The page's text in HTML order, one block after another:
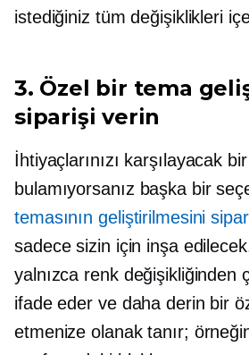
istediğiniz tüm değişiklikleri
3. Özel bir tema
siparişi verin
İhtiyaçlarınızı karşılayacak
bulamıyorsanız başka bir
temasının geliştirilmesini
sadece sizin için inşa
yalnızca renk değişikliğinden
ifade eder ve daha derin bir
etmenize olanak tanır;